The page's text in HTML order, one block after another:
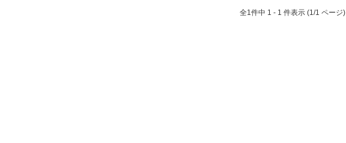
全1件中 1 - 1 件表示 (1/1 ページ)